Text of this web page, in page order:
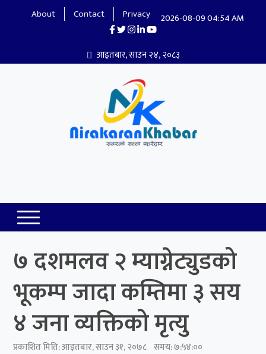
About Contact Privacy 2026-08-09 04:54 AM
आइतबार, साउन २४, २०८३
७ दशमलव २ म्याग्नेट्युडको
भूकम्प जादा कम्तिमा ३ सय
४ जना व्यक्तिको मृत्यु
प्रकाशित मिति:आइतबार, साउन ३१, २०७८ समय: ७:५४:००